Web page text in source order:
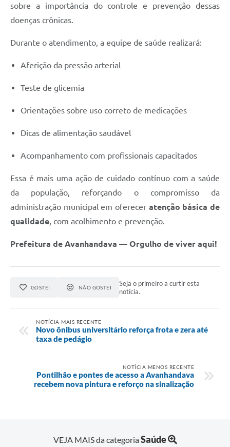
sobre a importância do controle e prevenção dessas
doenças crônicas.
Durante o atendimento, a equipe de saúde realizará:
Aferição da pressão arterial
Teste de glicemia
Orientações sobre uso correto de medicações
Dicas de alimentação saudável
Acompanhamento com profissionais capacitados
Essa é mais uma ação de cuidado contínuo com a saúde
da população, reforçando o compromisso da
administração municipal em oferecer atenção básica de
qualidade, com acolhimento e prevenção.
Prefeitura de Avanhandava — Orgulho de viver aqui!
GOSTEI NÃO GOSTEI
Seja o primeiro a curtir esta
notícia.
NOTÍCIA MAIS RECENTE
Novo ônibus universitário reforça frota e zera até
taxa de pedágio
NOTÍCIA MENOS RECENTE
Pontilhão e pontes de acesso a Avanhandava
recebem nova pintura e reforço na sinalização
VEJA MAIS da categoriaSaúde